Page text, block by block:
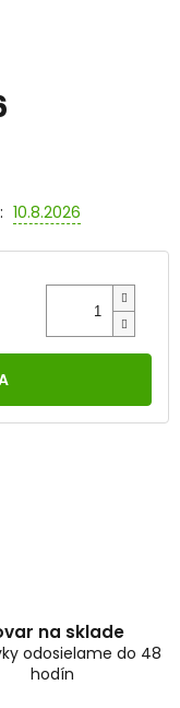
10.8.2026
na sklade
odosielame do 48
hodín